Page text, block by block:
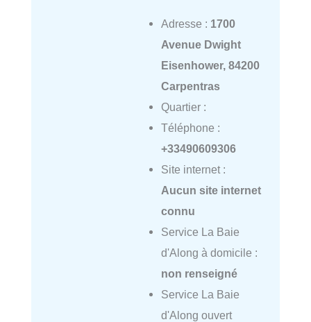
Adresse : 1700
Avenue Dwight
Eisenhower, 84200
Carpentras
Quartier :
Téléphone :
+33490609306
Site internet :
Aucun site internet
connu
Service La Baie
d'Along à domicile :
non renseigné
Service La Baie
d'Along ouvert